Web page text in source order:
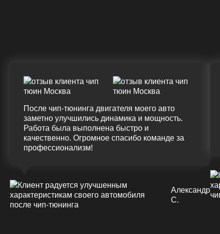
После чип-тюнинга двигателя моего авто
заметно улучшились динамика и мощность.
Работа была выполнена быстро и
качественно. Огромное спасибо команде за
профессионализм!
Александр
С.